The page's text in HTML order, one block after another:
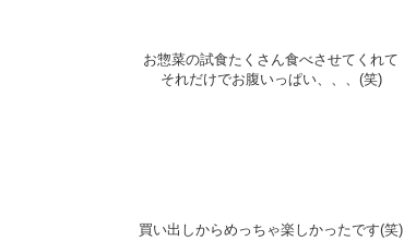
お惣菜の試食たくさん食べさせてくれて
それだけでお腹いっぱい、、、(笑)
買い出しからめっちゃ楽しかったです(笑)